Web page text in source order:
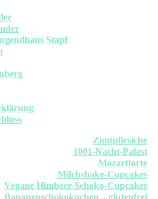
Stapf
Zimtpfirsiche
1001-Nacht-Palast
Mozarttorte
Milchshake-Cupcakes
Vegane Himbeer-Schoko-Cupcakes
Bananenschokokuchen – glutenfrei